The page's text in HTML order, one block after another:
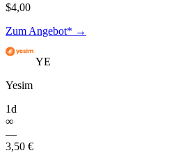
$4,00
Zum Angebot* →
YE
Yesim
1d
∞
—
3,50 €